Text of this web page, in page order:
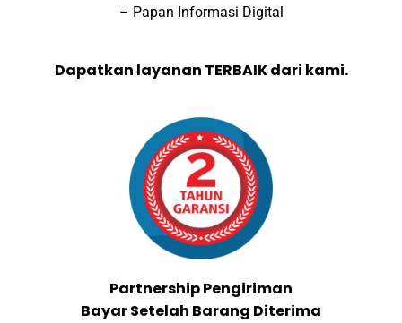
– Papan Informasi Digital
Dapatkan layanan TERBAIK dari kami.
Partnership Pengiriman
Bayar Setelah Barang Diterima